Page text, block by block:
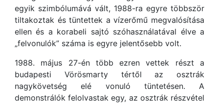
egyik szimbólumává vált, 1988-ra egyre többször
tiltakoztak és tüntettek a vízerőmű megvalósítása
ellen és a korabeli sajtó szóhasználatával élve a
„felvonulók” száma is egyre jelentősebb volt.
1988. május 27-én több ezren vettek részt a
budapesti Vörösmarty tértől az osztrák
nagykövetség elé vonuló tüntetésen. A
demonstrálók felolvastak egy, az osztrák részvétel